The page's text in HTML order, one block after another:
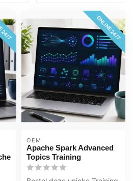
7 ONLINE 24/7
OEM
Apache Spark Advanced
Topics Training